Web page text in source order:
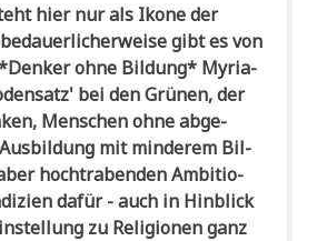
hier nur als Iko­ne der
gibt es von
ohne Bil­dung* Myria­
bei den Grü­nen, der
Men­schen ohne abge­
mit min­de­rem Bil­
hoch­tra­ben­den Ambi­tio­
dafür - auch in Hin­blick
zu Reli­gio­nen ganz